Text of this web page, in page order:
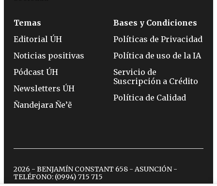
Temas
Editorial ÚH
Noticias positivas
Pódcast ÚH
Newsletters ÚH
Ñandejara Ñe’ẽ
Bases y Condiciones
Políticas de Privacidad
Política de uso de la IA
Servicio de
Suscripción a Crédito
Política de Calidad
2026 - BENJAMÍN CONSTANT 658 - ASUNCIÓN -
TELÉFONO: (0994) 715 715